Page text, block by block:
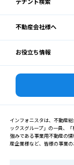
テナント検索
不動産会社様へ
お役立ち情報
インフォニスタは、不動産
ックスグループ」の一員、
強みである事業用不動産の
産企業様など、皆様の事業の